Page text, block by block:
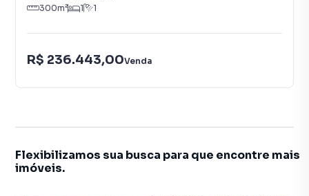
300m² 1 1
R$ 236.443,00Venda
Flexibilizamos sua busca para que encontre mais
imóveis.